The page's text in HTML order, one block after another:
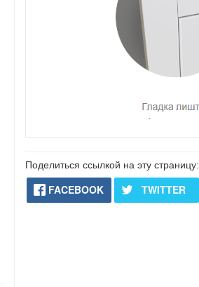
Поделиться ссылкой на эту страницу:
FACEBOOK TWITTER